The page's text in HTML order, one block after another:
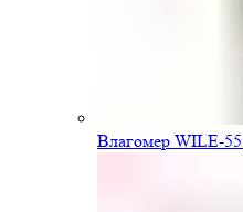
Влагомер WILE-55